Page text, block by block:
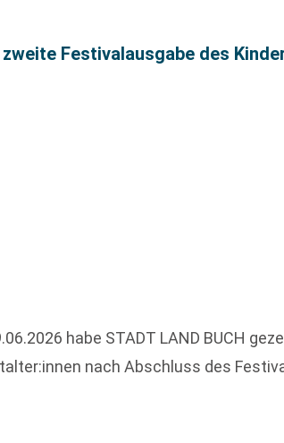
zweite Festivalausgabe des
habe STADT LAND BUCH
nach Abschluss des